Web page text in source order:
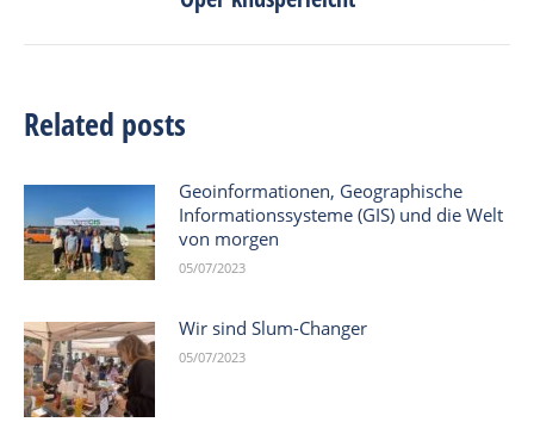
post:
Related posts
Geoinformationen, Geographische
Informationssysteme (GIS) und die Welt
von morgen
05/07/2023
Wir sind Slum-Changer
05/07/2023